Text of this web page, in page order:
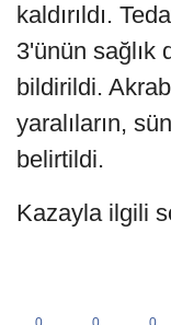
kaldırıldı.
3'ünün sağlık
bildirildi.
yaralıların,
belirtildi.
Kazayla ilgili